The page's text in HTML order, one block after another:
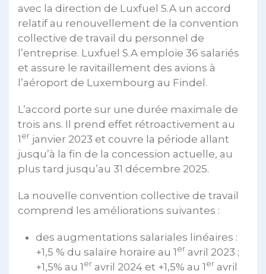
avec la direction de Luxfuel S.A un accord
relatif au renouvellement de la convention
collective de travail du personnel de
l’entreprise. Luxfuel S.A emploie 36 salariés
et assure le ravitaillement des avions à
l’aéroport de Luxembourg au Findel.
L’accord porte sur une durée maximale de
trois ans. Il prend effet rétroactivement au
1 er janvier 2023 et couvre la période allant
jusqu’à la fin de la concession actuelle, au
plus tard jusqu’au 31 décembre 2025.
La nouvelle convention collective de travail
comprend les améliorations suivantes :
des augmentations salariales linéaires :
+1,5 % du salaire horaire au 1 er avril 2023 ;
+1,5% au 1 er avril 2024 et +1,5% au 1 er avril